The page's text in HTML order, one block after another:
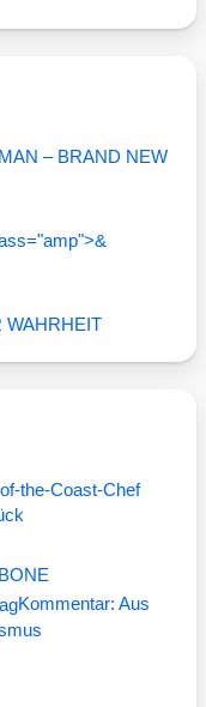
– BRAND NEW
WAHRHEIT
the-Coast-Chef
Kommentar: Aus